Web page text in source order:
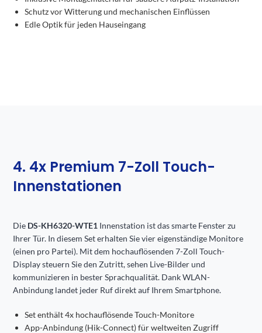
Schutz vor Witterung und mechanischen Einflüssen
Edle Optik für jeden Hauseingang
4. 4x Premium 7-Zoll Touch-
Innenstationen
Die DS-KH6320-WTE1 Innenstation ist das smarte Fenster zu
Ihrer Tür. In diesem Set erhalten Sie vier eigenständige Monitore
(einen pro Partei). Mit dem hochauflösenden 7-Zoll Touch-
Display steuern Sie den Zutritt, sehen Live-Bilder und
kommunizieren in bester Sprachqualität. Dank WLAN-
Anbindung landet jeder Ruf direkt auf Ihrem Smartphone.
Set enthält 4x hochauflösende Touch-Monitore
App-Anbindung (Hik-Connect) für weltweiten Zugriff